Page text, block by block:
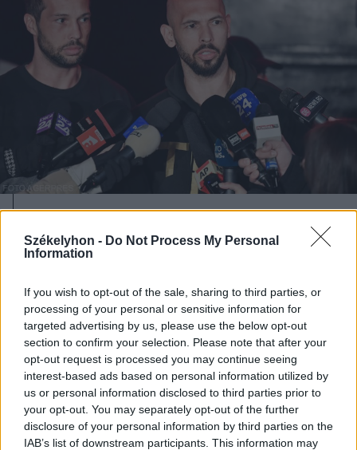
Székelyhon - Do Not Process My Personal
Information
If you wish to opt-out of the sale, sharing to third parties, or
processing of your personal or sensitive information for
targeted advertising by us, please use the below opt-out
section to confirm your selection. Please note that after your
opt-out request is processed you may continue seeing
interest-based ads based on personal information utilized by
us or personal information disclosed to third parties prior to
your opt-out. You may separately opt-out of the further
disclosure of your personal information by third parties on the
IAB’s list of downstream participants. This information may
Őrizetbe vették a Romániában is
Tate testvéreket